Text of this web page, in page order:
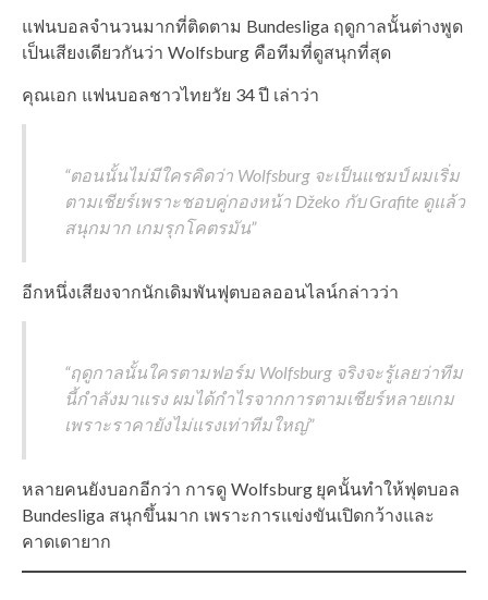
แฟนบอลจำนวนมากที่ติดตาม Bundesliga ฤดูกาลนั้นต่างพูด
เป็นเสียงเดียวกันว่า Wolfsburg คือทีมที่ดูสนุกที่สุด
คุณเอก แฟนบอลชาวไทยวัย 34 ปี เล่าว่า
“ตอนนั้นไม่มีใครคิดว่า Wolfsburg จะเป็นแชมป์ ผมเริ่ม
ตามเชียร์เพราะชอบคู่กองหน้า Džeko กับ Grafite ดูแล้ว
สนุกมาก เกมรุกโคตรมัน”
อีกหนึ่งเสียงจากนักเดิมพันฟุตบอลออนไลน์กล่าวว่า
“ฤดูกาลนั้นใครตามฟอร์ม Wolfsburg จริงจะรู้เลยว่าทีม
นี้กำลังมาแรง ผมได้กำไรจากการตามเชียร์หลายเกม
เพราะราคายังไม่แรงเท่าทีมใหญ่”
หลายคนยังบอกอีกว่า การดู Wolfsburg ยุคนั้นทำให้ฟุตบอล
Bundesliga สนุกขึ้นมาก เพราะการแข่งขันเปิดกว้างและ
คาดเดายาก